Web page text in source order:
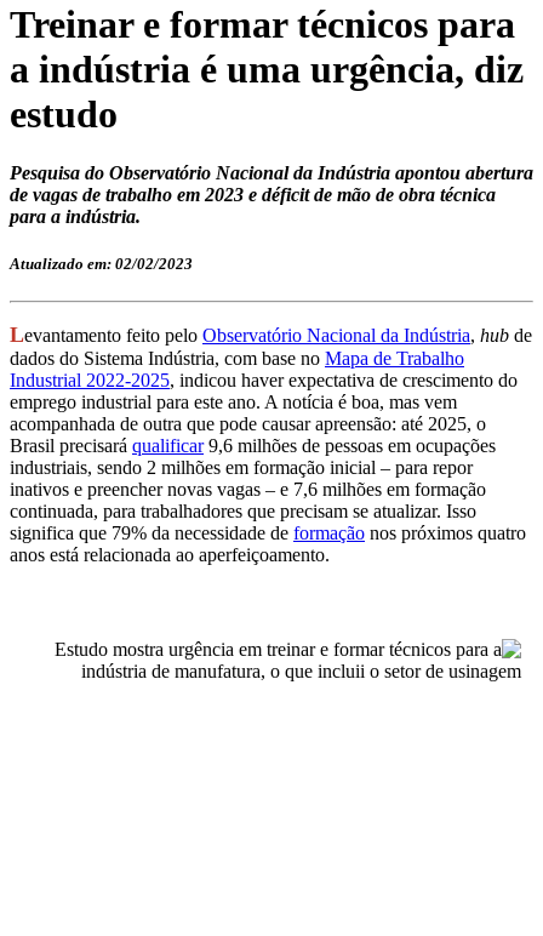
Treinar e formar técnicos para
a indústria é uma urgência, diz
estudo
Pesquisa do Observatório Nacional da Indústria apontou abertura
de vagas de trabalho em 2023 e déficit de mão de obra técnica
para a indústria.
Atualizado em: 02/02/2023
Levantamento feito pelo Observatório Nacional da Indústria, hub de
dados do Sistema Indústria, com base no Mapa de Trabalho
Industrial 2022-2025, indicou haver expectativa de crescimento do
emprego industrial para este ano. A notícia é boa, mas vem
acompanhada de outra que pode causar apreensão: até 2025, o
Brasil precisará qualificar9,6 milhões de pessoas em ocupações
industriais, sendo 2 milhões em formação inicial – para repor
inativos e preencher novas vagas – e 7,6 milhões em formação
continuada, para trabalhadores que precisam se atualizar. Isso
significa que 79% da necessidade de formação nos próximos quatro
anos está relacionada ao aperfeiçoamento.